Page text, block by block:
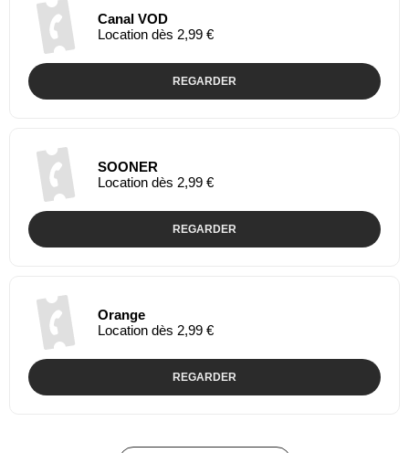
Canal VOD
Location dès 2,99 €
REGARDER
SOONER
Location dès 2,99 €
REGARDER
Orange
Location dès 2,99 €
REGARDER